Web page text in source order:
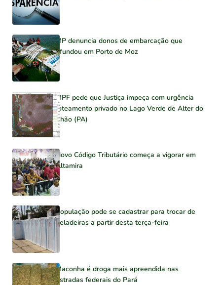
MP denuncia donos de embarcação que
afundou em Porto de Moz
MPF pede que Justiça impeça com urgência
loteamento privado no Lago Verde de Alter do
Chão (PA)
Novo Código Tributário começa a vigorar em
Altamira
População pode se cadastrar para trocar de
geladeiras a partir desta terça-feira
Maconha é droga mais apreendida nas
estradas federais do Pará